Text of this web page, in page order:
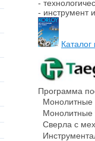
-
- инструмент
Программа
Монолитные
Монолитные
Сверла с